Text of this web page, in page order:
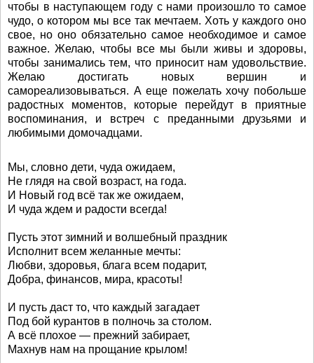
чтобы в наступающем году с нами произошло то самое
чудо, о котором мы все так мечтаем. Хоть у каждого оно
свое, но оно обязательно самое необходимое и самое
важное. Желаю, чтобы все мы были живы и здоровы,
чтобы занимались тем, что приносит нам удовольствие.
Желаю достигать новых вершин и
самореализовываться. А еще пожелать хочу побольше
радостных моментов, которые перейдут в приятные
воспоминания, и встреч с преданными друзьями и
любимыми домочадцами.
Мы, словно дети, чуда ожидаем,
Не глядя на свой возраст, на года.
И Новый год всё так же ожидаем,
И чуда ждем и радости всегда!
Пусть этот зимний и волшебный праздник
Исполнит всем желанные мечты:
Любви, здоровья, блага всем подарит,
Добра, финансов, мира, красоты!
И пусть даст то, что каждый загадает
Под бой курантов в полночь за столом.
А всё плохое — прежний забирает,
Махнув нам на прощание крылом!